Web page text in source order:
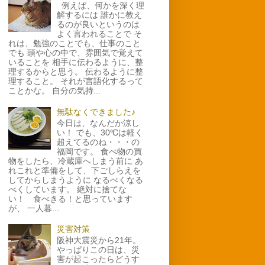
例えば、何かを深く理
解するには 誰かに教え
るのが良いというのは
よく言われることで そ
れは、勉強のことでも、仕事のこと
でも 頭や心の中で、雰囲気で覚えて
いることを 相手に伝わるように、整
理するからと思う。 伝わるように整
理すること。 それが言語化するって
ことかな。 自分の気持...
無駄なくできました♪
今日は、なんだか涼し
い！ でも、30℃は軽く
超えてるのね・・・の
福岡です。 食べ物の買
物をしたら、冷蔵庫へしまう前に あ
れこれと準備をして、下ごしらえを
してからしまうように なるべくなる
べくしています。 絶対に捨てな
い！ 食べきる！と思っています
が、 一人暮...
災害対策
阪神大震災から21年。
やっぱりこの日は、災
害が起こったらどうす